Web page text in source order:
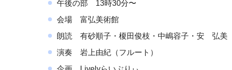
午後の部 13時30分〜
会場 富弘美術館
朗読 有砂順子・榎田俊枝・中嶋容子・安 弘美
演奏 岩上由紀（フルート）